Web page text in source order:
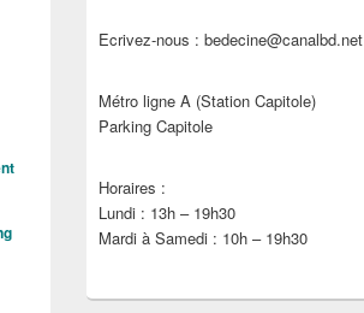
du 11 Avril 2022
Ecrivez-nous : bedecine@canalbd.net
Métro ligne A (Station Capitole)
Parking Capitole
Horaires :
Lundi : 13h – 19h30
Mardi à Samedi : 10h – 19h30